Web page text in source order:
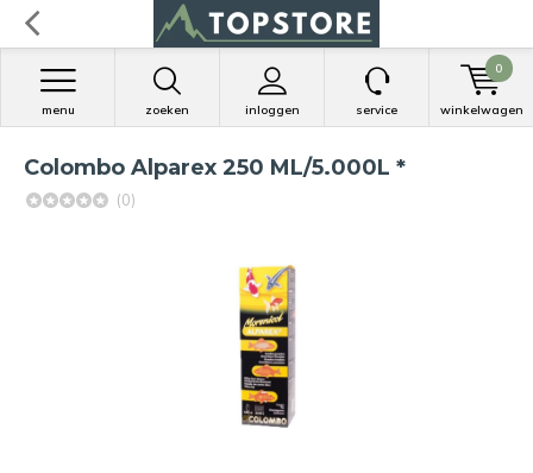
zoeken inloggen
menu service winkelwagen
0
Colombo Alparex 250 ML/5.000L *
(0)